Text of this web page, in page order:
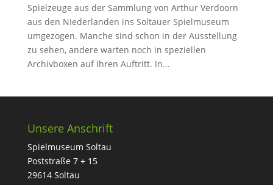
Spielzeuge aus der Sammlung von Arthur Verdoorn
aus den NIederlanden ins Soltauer Spielmuseum
umgezogen. Manche sind schon in der Ausstellung
zu sehen, andere warten noch in speziellen
Archivboxen auf ihren Auftritt. In...
Unsere Anschrift
Spielmuseum Soltau
Poststraße 7 + 15
29614 Soltau